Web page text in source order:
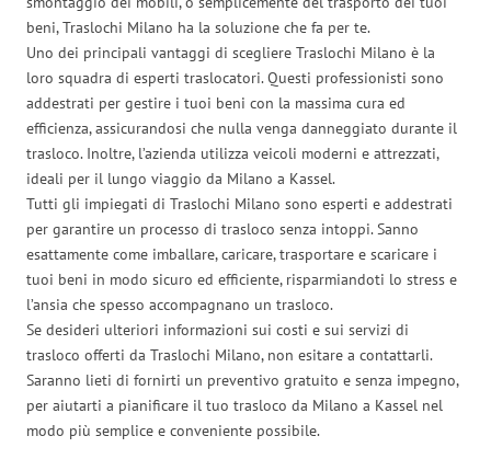
beni, Traslochi Milano ha la soluzione che fa per te.
Uno dei principali vantaggi di scegliere Traslochi Milano è la
loro squadra di esperti traslocatori. Questi professionisti sono
addestrati per gestire i tuoi beni con la massima cura ed
efficienza, assicurandosi che nulla venga danneggiato durante il
trasloco. Inoltre, l’azienda utilizza veicoli moderni e attrezzati,
ideali per il lungo viaggio da Milano a Kassel.
Tutti gli impiegati di Traslochi Milano sono esperti e addestrati
per garantire un processo di trasloco senza intoppi. Sanno
esattamente come imballare, caricare, trasportare e scaricare i
tuoi beni in modo sicuro ed efficiente, risparmiandoti lo stress e
l’ansia che spesso accompagnano un trasloco.
Se desideri ulteriori informazioni sui costi e sui servizi di
trasloco offerti da Traslochi Milano, non esitare a contattarli.
Saranno lieti di fornirti un preventivo gratuito e senza impegno,
per aiutarti a pianificare il tuo trasloco da Milano a Kassel nel
modo più semplice e conveniente possibile.